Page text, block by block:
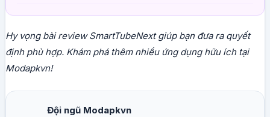
Hy vọng bài review SmartTubeNext giúp bạn đưa ra quyết
định phù hợp. Khám phá thêm nhiều ứng dụng hữu ích tại
Modapkvn!
Đội ngũ Modapkvn